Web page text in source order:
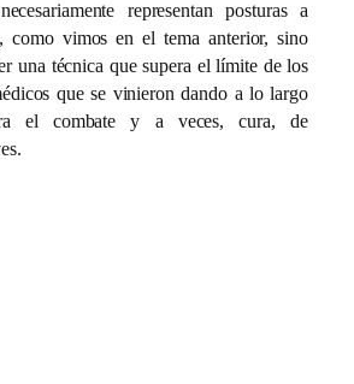
representan posturas a
como vimos en el tema anterior, sino
una técnica que supera el límite de los
que se vinieron dando a lo largo
el combate y a veces, cura, de